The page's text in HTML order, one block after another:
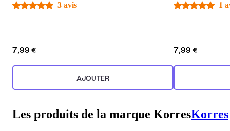
3 avis
7,99 €
AJOUTER
1
7,99 €
Les produits de la marque KorresKorres